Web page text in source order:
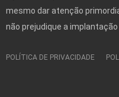
mesmo dar atenção
não prejudique a
POLÍTICA DE PRIVACIDADE